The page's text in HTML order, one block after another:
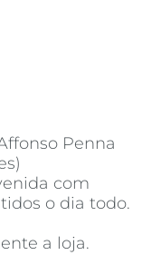
Penna
com
o dia todo.
a loja.